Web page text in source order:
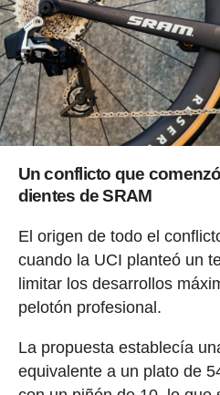
Un conflicto que
dientes de SRAM
El origen de todo el
cuando la UCI planteó un
limitar los desarrollos
pelotón profesional.
La propuesta establecía
equivalente a un plato de